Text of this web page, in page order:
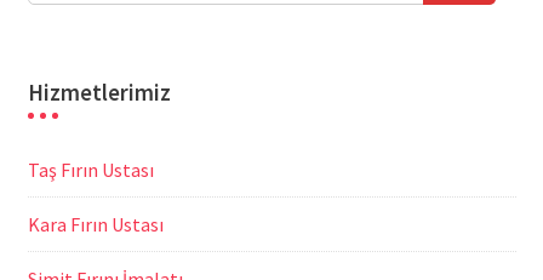
Hizmetlerimiz
Taş Fırın Ustası
Kara Fırın Ustası